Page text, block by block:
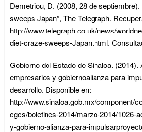
Demetriou, D. (2008, 28 de septiembre).
sweeps Japan”, The Telegraph.
http://www.telegraph.co.uk/news/
diet-craze-sweeps-Japan.html.
Gobierno del Estado de Sinaloa. (2014).
empresarios y gobiernoalianza para
desarrollo. Disponible en:
http://www.sinaloa.gob.mx/component/
cgcs/boletines-2014/marzo-2014/1026-
y-gobierno-alianza-para-